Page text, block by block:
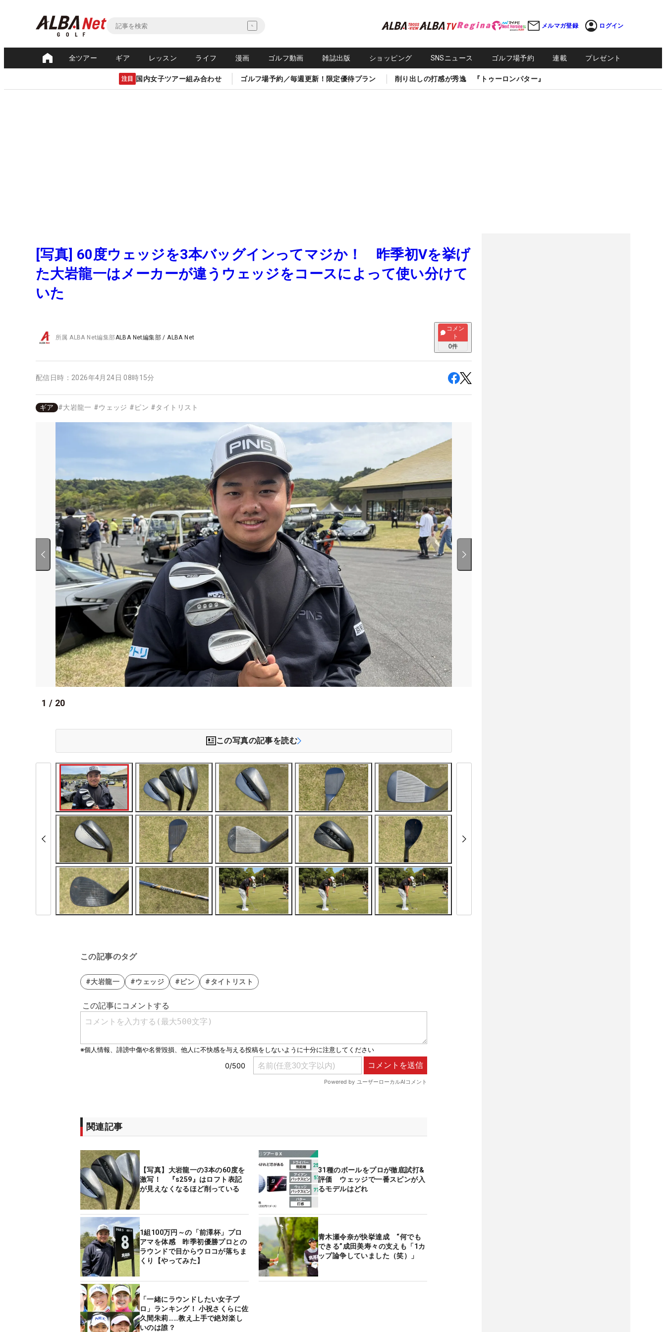
メルマガ登録 ログイン
全ツアー ギア レッスン ライフ 漫画 ゴルフ動画 雑誌出版 ショッピング SNSニュース ゴルフ場予約 連載 プレゼント
注目 国内女子ツアー組み合わせ ゴルフ場予約／毎週更新！限定優待プラン 削り出しの打感が秀逸 『トゥーロンパター』
[写真] 60度ウェッジを3本バッグインってマジか！ 昨季初Vを挙げ
た大岩龍一はメーカーが違うウェッジをコースによって使い分けて
いた
所属ALBA Net編集部ALBA Net編集部 /ALBA Net
コメン
ト
0件
配信日時： 2026年4月24日 08時15分
ギア #大岩龍一 #ウェッジ #ピン #タイトリスト
1 / 20
この写真の記事を読む
この記事のタグ
#大岩龍一 #ウェッジ #ピン #タイトリスト
関連記事
【写真】大岩龍一の3本の60度を
激写！ 『s259』はロフト表記
が見えなくなるほど削っている
31種のボールをプロが徹底試打&
評価 ウェッジで一番スピンが入
るモデルはどれ
1組100万円～の「前澤杯」プロ
アマを体感 昨季初優勝プロとの
ラウンドで目からウロコが落ちま
くり【やってみた】
青木瀬令奈が快挙達成 “何でも
できる”成田美寿々の支えも「1カ
ップ論争していました（笑）」
「一緒にラウンドしたい女子プ
ロ」ランキング！ 小祝さくらに佐
久間朱莉……教え上手で絶対楽し
いのは誰？